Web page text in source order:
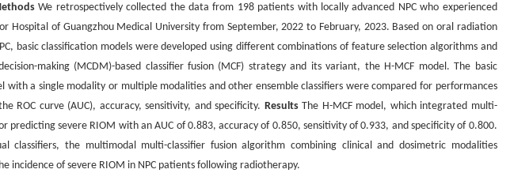
We retrospectively collected the data from 198 patients with locally advanced NPC who experienced
Hospital of Guangzhou Medical University from September, 2022 to February, 2023. Based on oral radiation
basic classification models were developed using different combinations of feature selection algorithms and
making (MCDM)-based classifier fusion (MCF) strategy and its variant, the H-MCF model. The basic
with a single modality or multiple modalities and other ensemble classifiers were compared for performances
ROC curve (AUC), accuracy, sensitivity, and specificity. ResultsThe H-MCF model, which integrated multi-
predicting severe RIOM with an AUC of 0.883, accuracy of 0.850, sensitivity of 0.933, and specificity of 0.800.
classifiers, the multimodal multi-classifier fusion algorithm combining clinical and dosimetric modalities
incidence of severe RIOM in NPC patients following radiotherapy.